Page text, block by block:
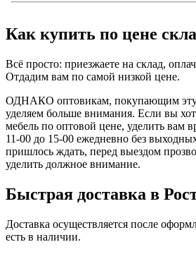
Как купить по цене
Всё просто: приезжаете на склад,
Отдадим вам по самой низкой цене.
ОДНАКО оптовикам, покупающим
уделяем больше внимания. Если вы
мебель по оптовой цене, уделить вам
11-00 до 15-00 ежедневно без
пришлось ждать, перед выездом
уделить должное внимание.
Быстрая доставка в
Доставка осуществляется после
есть в наличии.